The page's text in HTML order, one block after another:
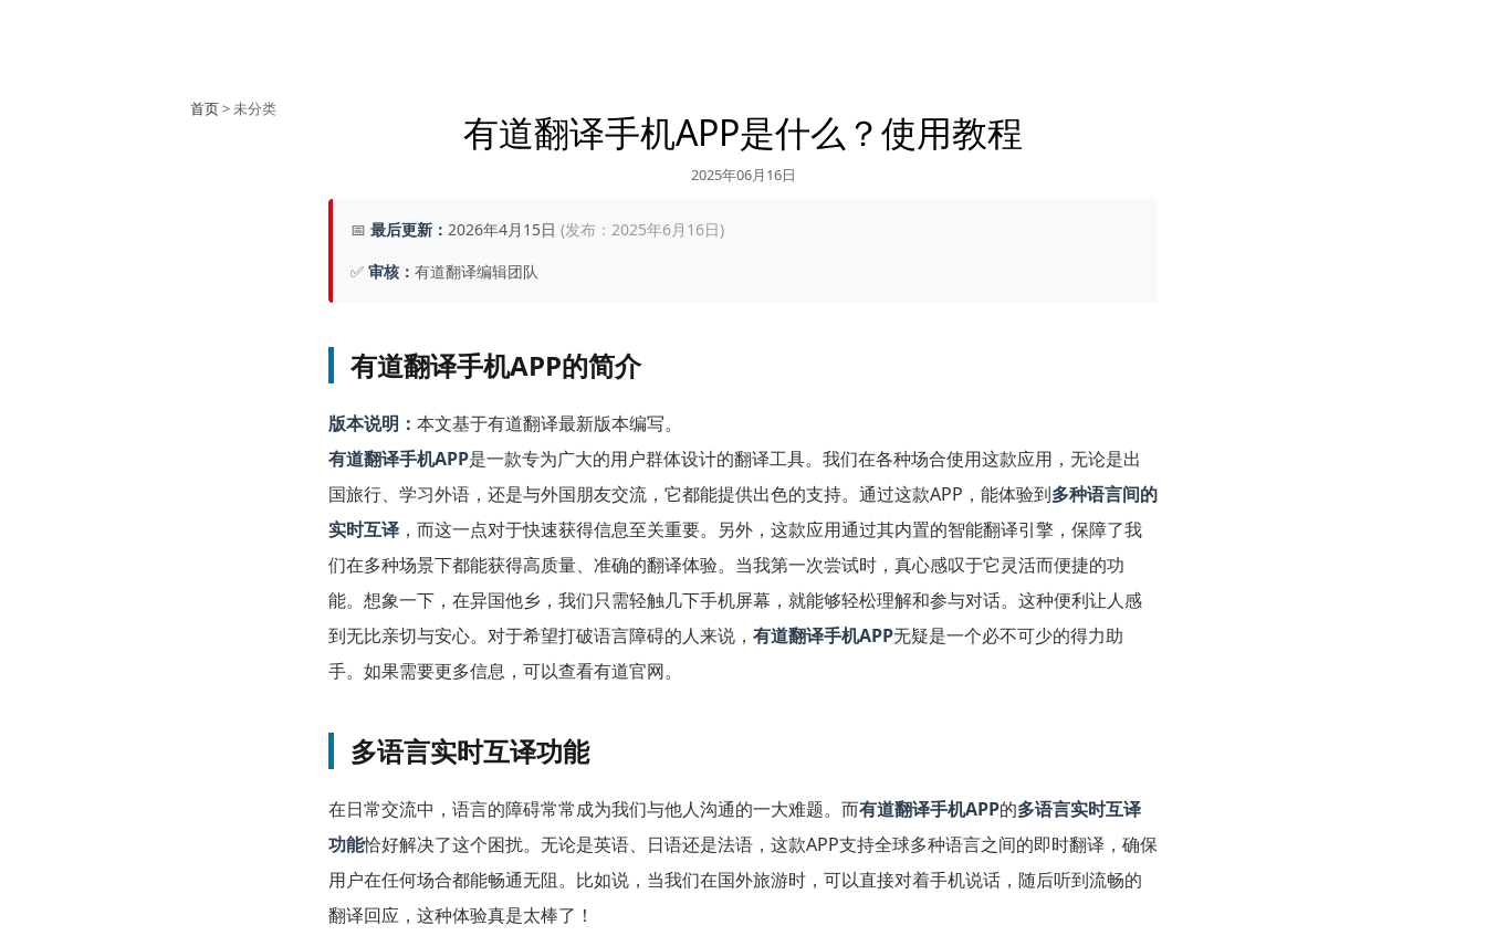
首页> 未分类 有道翻译手机APP是什么？使用教程
2025年06月16日
📅 最后更新： 2026年4月15日 (发布：2025年6月16日)
✅ 审核： 有道翻译编辑团队
有道翻译手机APP的简介
版本说明： 本文基于有道翻译最新版本编写。
有道翻译手机APP是一款专为广大的用户群体设计的翻译工具。我们在各种场合使用这款应用，无论是出
国旅行、学习外语，还是与外国朋友交流，它都能提供出色的支持。通过这款APP，能体验到多种语言间的
实时互译 ，而这一点对于快速获得信息至关重要。另外，这款应用通过其内置的智能翻译引擎，保障了我
们在多种场景下都能获得高质量、准确的翻译体验。当我第一次尝试时，真心感叹于它灵活而便捷的功
能。想象一下，在异国他乡，我们只需轻触几下手机屏幕，就能够轻松理解和参与对话。这种便利让人感
到无比亲切与安心。对于希望打破语言障碍的人来说， 有道翻译手机APP无疑是一个必不可少的得力助
手。如果需要更多信息，可以查看有道官网。
多语言实时互译功能
在日常交流中，语言的障碍常常成为我们与他人沟通的一大难题。而有道翻译手机APP的多语言实时互译
功能恰好解决了这个困扰。无论是英语、日语还是法语，这款APP支持全球多种语言之间的即时翻译，确保
用户在任何场合都能畅通无阻。比如说，当我们在国外旅游时，可以直接对着手机说话，随后听到流畅的
翻译回应，这种体验真是太棒了！